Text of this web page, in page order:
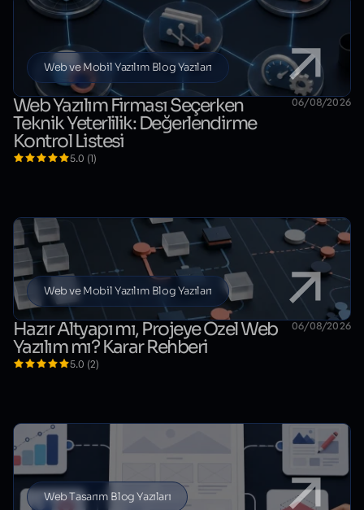
Web ve Mobil Yazılım Blog Yazıları
Web Yazılım Firması Seçerken
Teknik Yeterlilik: Değerlendirme
Kontrol Listesi
06/08/2026
5.0 (1)
Web ve Mobil Yazılım Blog Yazıları
Hazır Altyapı mı, Projeye Özel Web
Yazılım mı? Karar Rehberi
06/08/2026
5.0 (2)
Web Tasarım Blog Yazıları